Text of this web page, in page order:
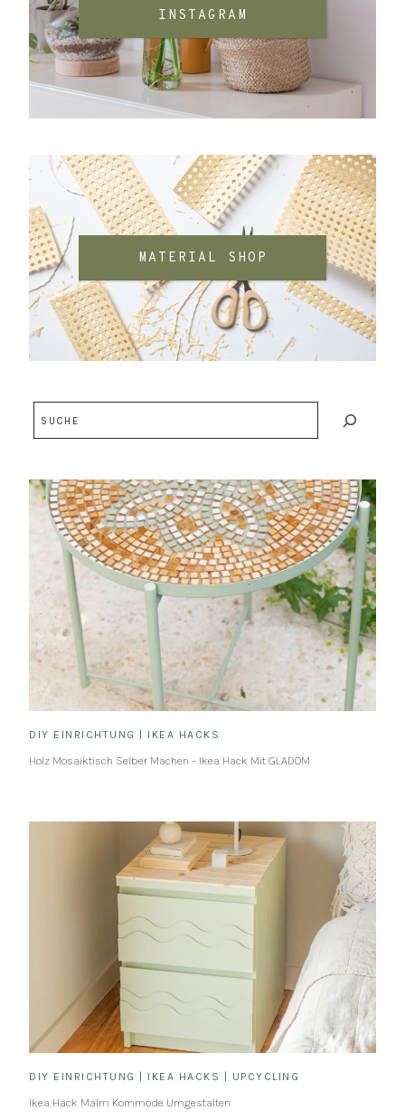
INSTAGRAM
MATERIAL SHOP
DIY EINRICHTUNG | IKEA HACKS
Holz Mosaiktisch Selber Machen – Ikea Hack Mit GLADOM
DIY EINRICHTUNG | IKEA HACKS | UPCYCLING
Ikea Hack Malm Kommode Umgestalten